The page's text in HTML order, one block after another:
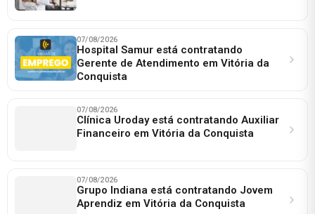
07/08/2026
Hospital Samur está contratando
Gerente de Atendimento em Vitória da
Conquista
07/08/2026
Clínica Uroday está contratando Auxiliar
Financeiro em Vitória da Conquista
07/08/2026
Grupo Indiana está contratando Jovem
Aprendiz em Vitória da Conquista